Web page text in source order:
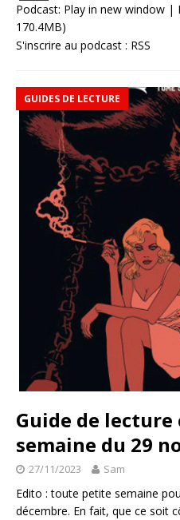
Podcast: Play in new window |
170.4MB)
S'inscrire au podcast : RSS
GUIDES DE LECTURE
Guide de lecture
semaine du 29
27/11/2023 Sam
Edito : toute petite semaine
décembre. En fait, que ce soit